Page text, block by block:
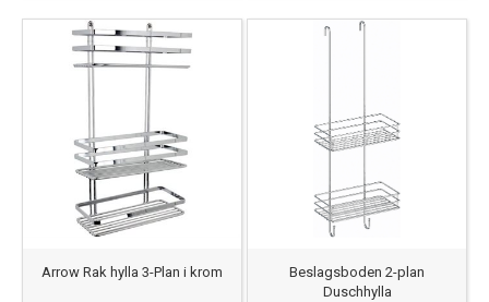
Arrow Rak hylla 3-Plan i krom
Beslagsboden 2-plan
Duschhylla